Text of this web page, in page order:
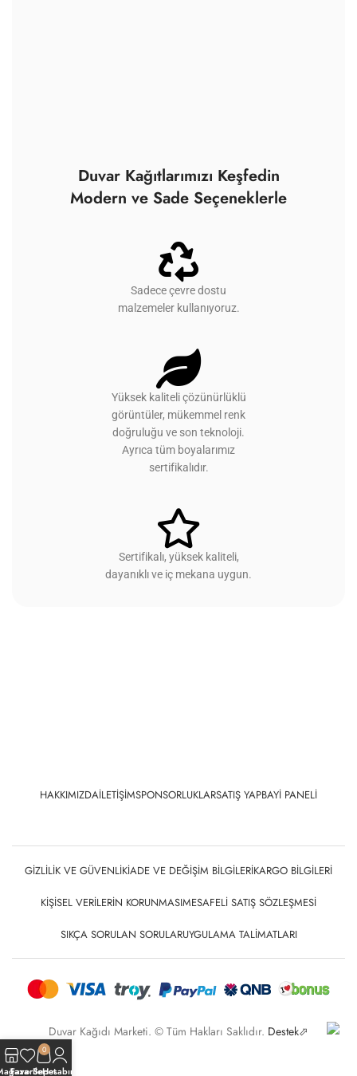
Duvar Kağıtlarımızı Keşfedin
Modern ve Sade Seçeneklerle
Sadece çevre dostu
malzemeler kullanıyoruz.
Yüksek kaliteli çözünürlüklü
görüntüler, mükemmel renk
doğruluğu ve son teknoloji.
Ayrıca tüm boyalarımız
sertifikalıdır.
Sertifikalı, yüksek kaliteli,
dayanıklı ve iç mekana uygun.
HAKKIMIZDAİLETIŞIMSPONSORLUKLARSATIŞ YAPBAYI PANELI
GIZLILIK VE GÜVENLIKİADE VE DEĞIŞIM BILGILERIKARGO BILGILERI
KIŞISEL VERILERIN KORUNMASIMESAFELI SATIŞ SÖZLEŞMESI
SIKÇA SORULAN SORULARUYGULAMA TALIMATLARI
Duvar Kağıdı Marketi. © Tüm Hakları Saklıdır. Destek⬀
Favoriler
0
SepetHesabım